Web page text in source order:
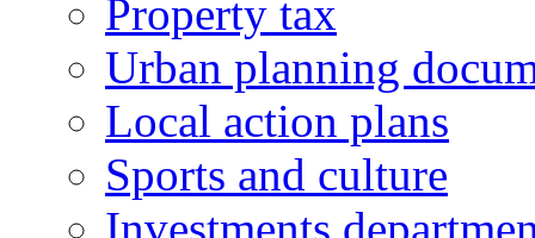
Property tax
Urban planning
Local action plans
Sports and culture
Investments